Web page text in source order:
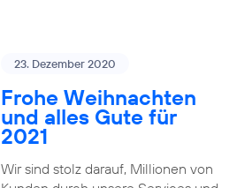
23. Dezember 2020
Frohe Weihnachten
und alles Gute für
2021
Wir sind stolz darauf, Millionen von